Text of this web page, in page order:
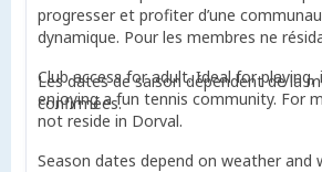
progresser et profiter d’une
dynamique. Pour les membres ne
Les dates de saison dépendent de la
confirmées.
Club access for adult. Ideal for playing,
enjoying a fun tennis community. For
not reside in Dorval.
Season dates depend on weather and